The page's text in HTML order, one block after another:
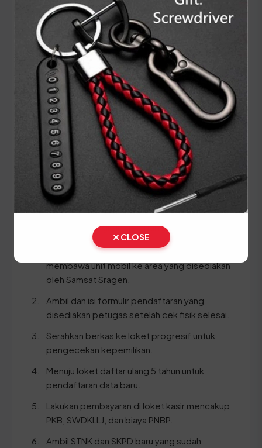
Panduan Pajak 5 Tahunan
(Ganti Plat) di Jawa Tengah
Setiap lima tahun, pemilik kendaraan wajib
melakukan pergantian pelat nomor dan cek fisik
kendaraan. Siapkan dokumen tambahan ini:
SKPD asli
BPKB asli & copy
Ikuti panduan langkah demi langkah berikut:
Lakukan Cek Fisik kendaraan dengan
membawa unit mobil ke area yang disediakan
oleh Samsat Sragen.
Ambil dan isi formulir pendaftaran yang
disediakan petugas setelah cek fisik selesai.
Serahkan berkas ke loket progresif untuk
pengecekan kepemilikan.
Menuju loket daftar ulang 5 tahun untuk
pendaftaran data baru.
Lakukan pembayaran di loket kasir mencakup
PKB, SWDKLLJ, dan biaya PNBP.
Ambil STNK dan SKPD baru yang sudah
CLOSE